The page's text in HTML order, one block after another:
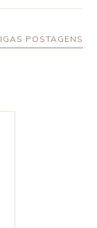
POSTAGENS